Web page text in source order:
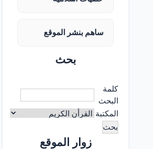
ساهم بنشر الموقع
بحث
كلمة
البحث
المكتبة
زوار الموقع